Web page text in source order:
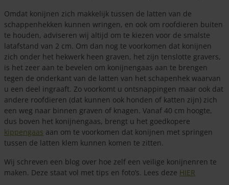
Omdat konijnen zich makkelijk tussen de latten van de
schappenhekken kunnen wringen, en ook om roofdieren buiten
te houden, adviseren wij altijd om te kiezen voor de smalste
latafstand van 2 cm. Om dan nog te voorkomen dat konijnen
zich onder het hekwerk heen graven, het zijn tenslotte gravers,
is het zeer aan te bevelen om konijnengaas aan te brengen
tegen de onderkant van de latten van het schapenhek waarvan
u een deel ingraaft. Zo voorkomt u ontsnappingen maar ook dat
andere roofdieren (dat kunnen ook honden of katten zijn) zich
een weg naar binnen graven of knagen. Vanaf 40 cm hoogte,
dus boven het konijnengaas, brengt u het goedkopere
kippengaas aan om te voorkomen dat konijnen met springen
tussen de latten klem kunnen komen te zitten.
Wij schreven een blog over hoe zelf een veilige konijnenren te
maken. Deze staat vol met tips en foto’s. Lees deze HIER